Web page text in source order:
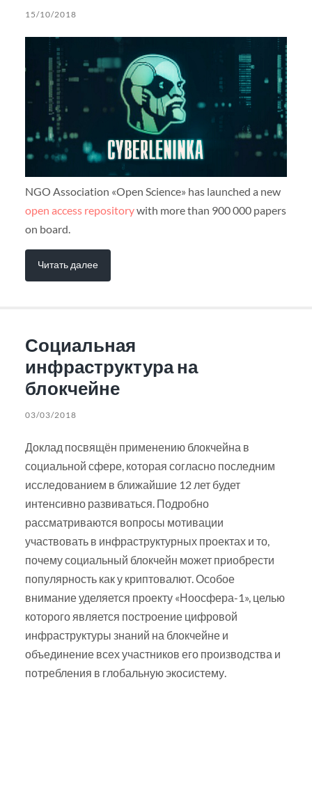
15/10/2018
NGO Association «Open Science» has launched a new
open access repositorywith more than 900 000 papers
on board.
Читать далее
Социальная
инфраструктура на
блокчейне
03/03/2018
Доклад посвящён применению блокчейна в
социальной сфере, которая согласно последним
исследованием в ближайшие 12 лет будет
интенсивно развиваться. Подробно
рассматриваются вопросы мотивации
участвовать в инфраструктурных проектах и то,
почему социальный блокчейн может приобрести
популярность как у криптовалют. Особое
внимание уделяется проекту «Ноосфера-1», целью
которого является построение цифровой
инфраструктуры знаний на блокчейне и
объединение всех участников его производства и
потребления в глобальную экосистему.